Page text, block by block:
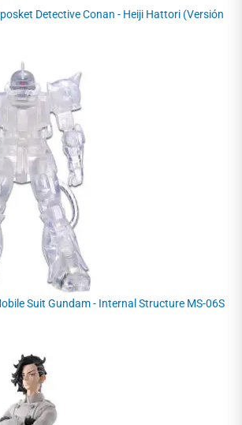
Detective Conan - Heiji Hattori (Versión
Suit Gundam - Internal Structure MS-06S